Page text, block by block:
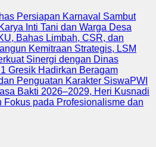
Persiapan Karnaval Sambut
Inti Tani dan Warga Desa
Bahas Limbah, CSR, dan
Kemitraan Strategis, LSM
Sinergi dengan Dinas
Gresik Hadirkan Beragam
Penguatan Karakter SiswaPWI
Bakti 2026–2029, Heri Kusnadi
Fokus pada Profesionalisme dan